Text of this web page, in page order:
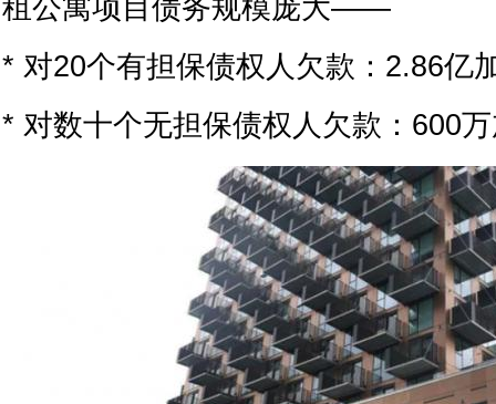
租公寓项目债务规模庞大——
* 对20个有担保债权人欠款：2.86亿
* 对数十个无担保债权人欠款：600